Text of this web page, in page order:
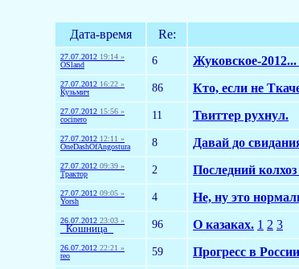
Дата-время Re:
27.07.2012 19:14 »
OSland
6 Жуковское-
27.07.2012 16:22 »
Кузьмич
86 Кто, если не
27.07.2012 15:56 »
cocinero
11 Твиттер рухнул.
27.07.2012 12:11 »
OneDashOfAngostura
8 Давай до
27.07.2012 09:39 »
Трактор
2 Последний
27.07.2012 09:05 »
Yorsh
4 Не, ну это
26.07.2012 23:03 »
_Кошница_ 96 О казаках. 1 2 3
26.07.2012 22:21 »
reo
59 Прогресс в